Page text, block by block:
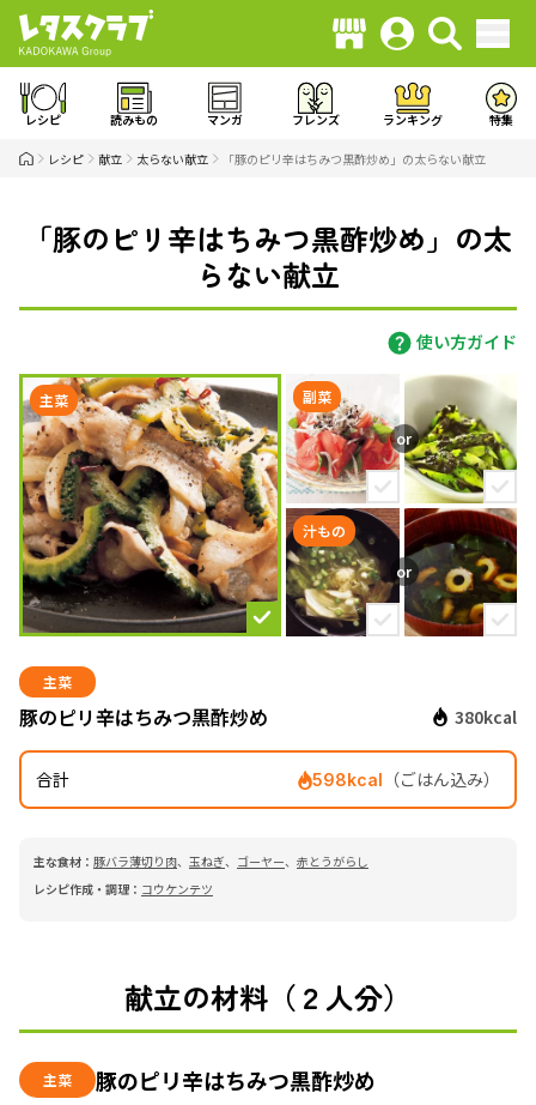
レシピ 読みもの マンガ フレンズ ランキング 特集
レシピ 献立 太らない献立 「豚のピリ辛はちみつ黒酢炒め」の太らない献立
「豚のピリ辛はちみつ黒酢炒め」の太
らない献立
使い方ガイド
主菜 副菜
汁もの
主菜
豚のピリ辛はちみつ黒酢炒め 380kcal
合計 598kcal （ごはん込み）
主な食材： 豚バラ薄切り肉、 玉ねぎ、 ゴーヤー、 赤とうがらし
レシピ作成・調理： コウケンテツ
献立の材料（２人分）
主菜 豚のピリ辛はちみつ黒酢炒め